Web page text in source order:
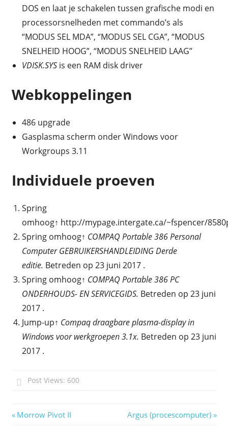
DOS en laat je schakelen tussen grafische modi en
processorsnelheden met commando’s als
“MODUS SEL MDA”, “MODUS SEL CGA”, “MODUS
SNELHEID HOOG”, “MODUS SNELHEID LAAG”
VDISK.SYSis een RAM disk driver
Webkoppelingen
486 upgrade
Gasplasma scherm onder Windows voor
Workgroups 3.11
Individuele proeven
Spring
omhoog↑ http://mypage.intergate.ca/~fspencer/
Spring omhoog↑ COMPAQ Portable 386 Personal
Computer GEBRUIKERSHANDLEIDING Derde
editie. Betreden op 23 juni 2017 .
Spring omhoog↑ COMPAQ Portable 386 PC
ONDERHOUDS- EN SERVICEGIDS. Betreden op 23 juni
2017 .
Jump-up↑ Compaq draagbare plasma-display in
Windows voor werkgroepen 3.1x. Betreden op 23 juni
2017 .
Post Views: 600
Bericht
Previous
Morrow Pivot II
Next
Argus (procescomputer)